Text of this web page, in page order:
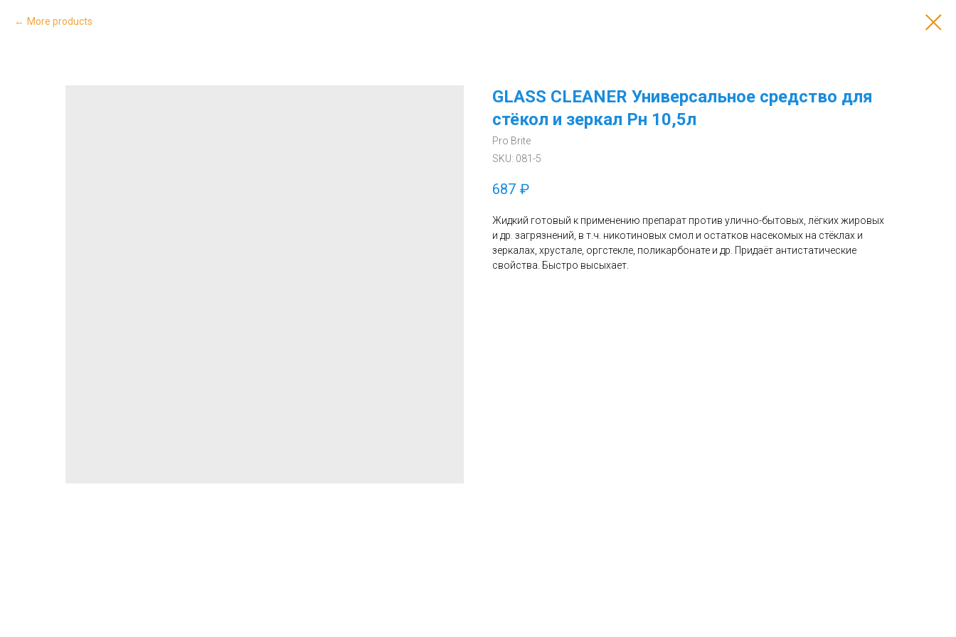
More products
GLASS CLEANER Универсальное средство для
стёкол и зеркал Рн 10,5л
Pro Brite
SKU: 081-5
687 ₽
Жидкий готовый к применению препарат против улично-бытовых, лёгких жировых
и др. загрязнений, в т.ч. никотиновых смол и остатков насекомых на стёклах и
зеркалах, хрустале, оргстекле, поликарбонате и др. Придаёт антистатические
свойства. Быстро высыхает.